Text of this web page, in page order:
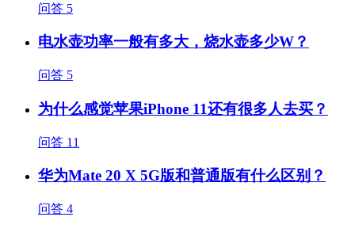
问答 5
电水壶功率一般有多大，烧水壶多少W？
问答 5
为什么感觉苹果iPhone 11还有很多人去买？
问答 11
华为Mate 20 X 5G版和普通版有什么区别？
问答 4